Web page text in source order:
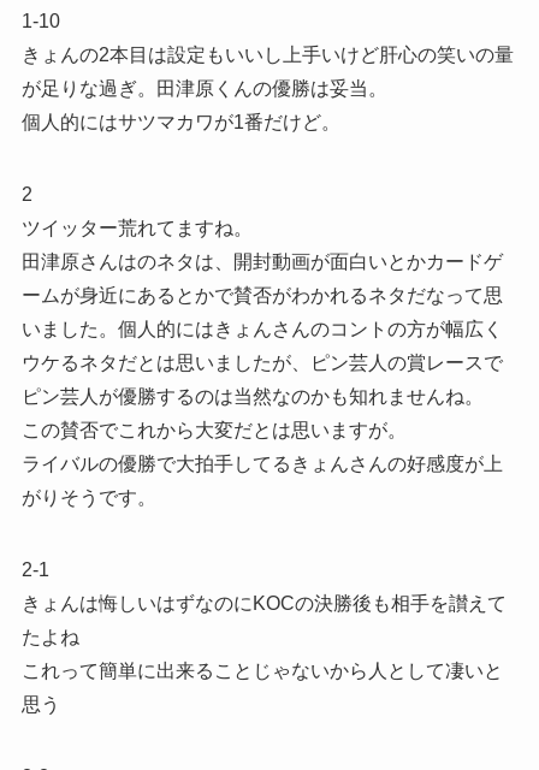
1-10
きょんの2本目は設定もいいし上手いけど肝心の笑いの量
が足りな過ぎ。田津原くんの優勝は妥当。
個人的にはサツマカワが1番だけど。
2
ツイッター荒れてますね。
田津原さんはのネタは、開封動画が面白いとかカードゲ
ームが身近にあるとかで賛否がわかれるネタだなって思
いました。個人的にはきょんさんのコントの方が幅広く
ウケるネタだとは思いましたが、ピン芸人の賞レースで
ピン芸人が優勝するのは当然なのかも知れませんね。
この賛否でこれから大変だとは思いますが。
ライバルの優勝で大拍手してるきょんさんの好感度が上
がりそうです。
2-1
きょんは悔しいはずなのにKOCの決勝後も相手を讃えて
たよね
これって簡単に出来ることじゃないから人として凄いと
思う